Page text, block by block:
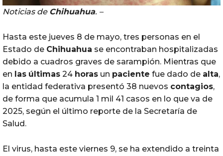
Noticias de Chihuahua. –
Hasta este jueves 8 de mayo, tres personas en el
Estado de Chihuahua se encontraban hospitalizadas
debido a cuadros graves de sarampión. Mientras que
en las últimas 24 horas un paciente fue dado de alta,
la entidad federativa presentó 38 nuevos contagios,
de forma que acumula 1 mil 41 casos en lo que va de
2025, según el último reporte de la Secretaría de
Salud.
El virus, hasta este viernes 9, se ha extendido a treinta